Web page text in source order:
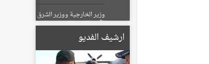
وزير الخارجية ووزير الشرق
الأوسط البريطاني يبحثان
الأوضاع الإقليمية
والتطورات بالمنطقة
19/05/2026
ارشيف الفديو